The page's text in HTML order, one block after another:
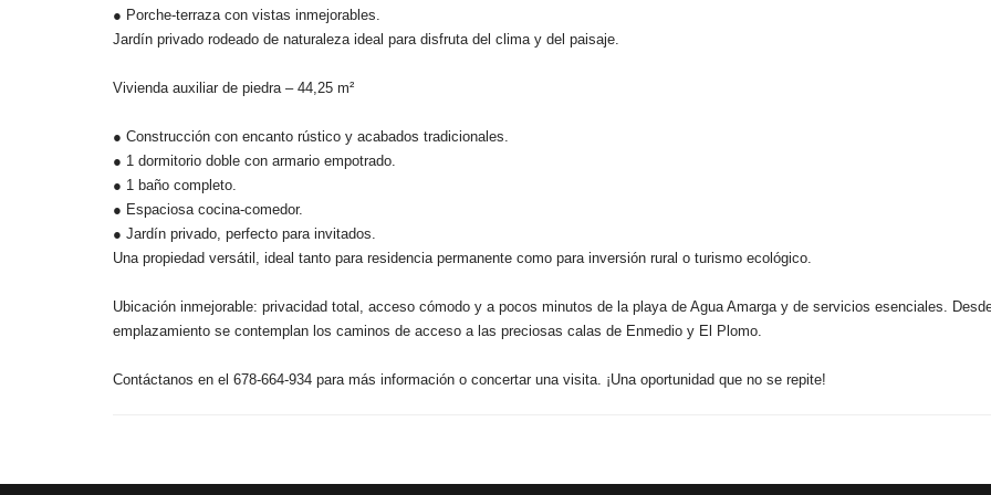
● Porche-terraza con vistas inmejorables.
Jardín privado rodeado de naturaleza ideal para disfruta del clima y del paisaje.
Vivienda auxiliar de piedra – 44,25 m²
● Construcción con encanto rústico y acabados tradicionales.
● 1 dormitorio doble con armario empotrado.
● 1 baño completo.
● Espaciosa cocina-comedor.
● Jardín privado, perfecto para invitados.
Una propiedad versátil, ideal tanto para residencia permanente como para inversión rural o turismo ecológico.
Ubicación inmejorable: privacidad total, acceso cómodo y a pocos minutos de la playa de Agua Amarga y de servicios esenciales.
emplazamiento se contemplan los caminos de acceso a las preciosas calas de Enmedio y El Plomo.
Contáctanos en el 678-664-934 para más información o concertar una visita. ¡Una oportunidad que no se repite!